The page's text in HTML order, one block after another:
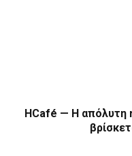
HCafé — Η απόλυτη